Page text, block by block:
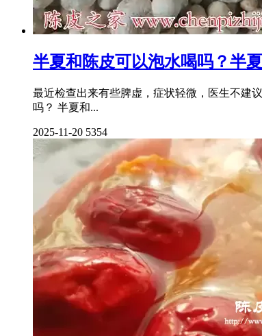
半夏和陈皮可以泡水喝吗？半
最近检查出来有些脾虚，症状轻微，医生不建
吗？ 半夏和...
2025-11-20 5354